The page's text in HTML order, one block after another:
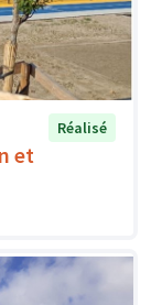
et
Réalisé